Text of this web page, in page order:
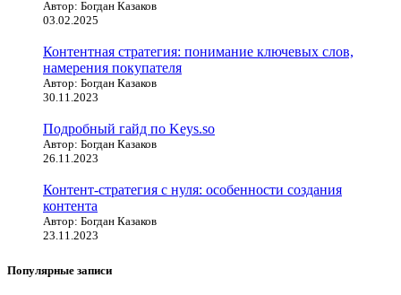
Автор: Богдан Казаков
03.02.2025
Контентная стратегия: понимание ключевых слов,
намерения покупателя
Автор: Богдан Казаков
30.11.2023
Подробный гайд по Keys.so
Автор: Богдан Казаков
26.11.2023
Контент-стратегия с нуля: особенности создания
контента
Автор: Богдан Казаков
23.11.2023
Популярные записи